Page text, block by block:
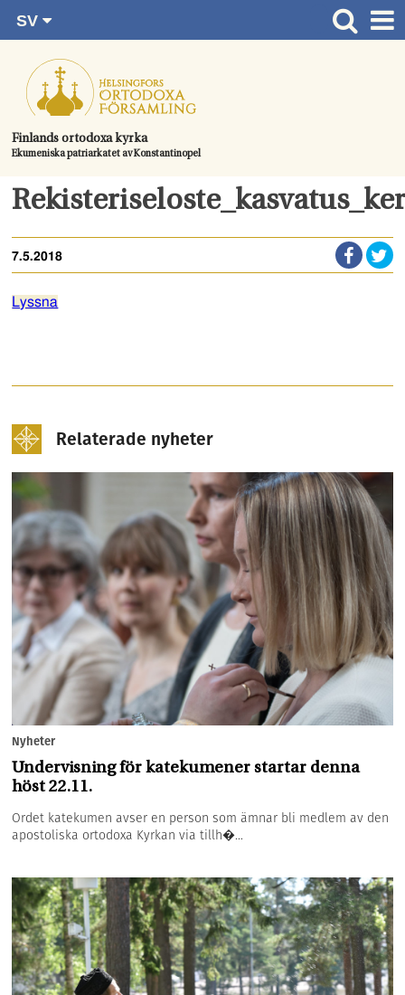
direkt
innehållet.
Finlands ortodoxa kyrka
Ekumeniska patriarkatet av Konstantinopel
SV
RU
EN
UA
Huvudsida
Gudstjänster
Kom med
Kontaktuppgifter
Bröllop
Begravningen
7.5.2018
Lyssna
Relaterade nyheter
Nyheter
Undervisning för katekumener startar denna
höst 22.11.
Ordet katekumen avser en person som ämnar bli medlem av den
apostoliska ortodoxa Kyrkan via tillh�...